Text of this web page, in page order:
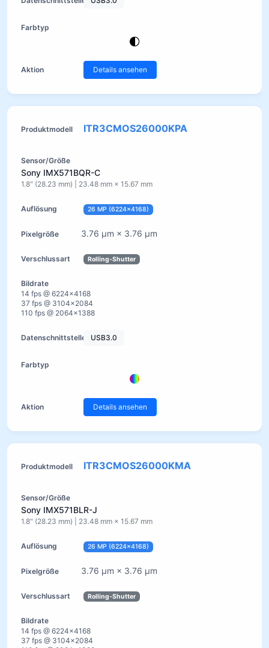
Details ansehen
ITR3CMOS26000KPA
Sony IMX571BQR-C
1.8" (28.23 mm) | 23.48 mm × 15.67 mm
26 MP (6224×4168)
3.76 µm × 3.76 µm
Rolling-Shutter
14 fps @ 6224×4168
37 fps @ 3104×2084
110 fps @ 2064×1388
USB3.0
Details ansehen
ITR3CMOS26000KMA
Sony IMX571BLR-J
1.8" (28.23 mm) | 23.48 mm × 15.67 mm
26 MP (6224×4168)
3.76 µm × 3.76 µm
Rolling-Shutter
14 fps @ 6224×4168
37 fps @ 3104×2084